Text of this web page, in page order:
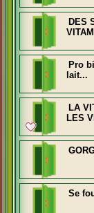
DES
Pro
lait...
LA
LES
Se